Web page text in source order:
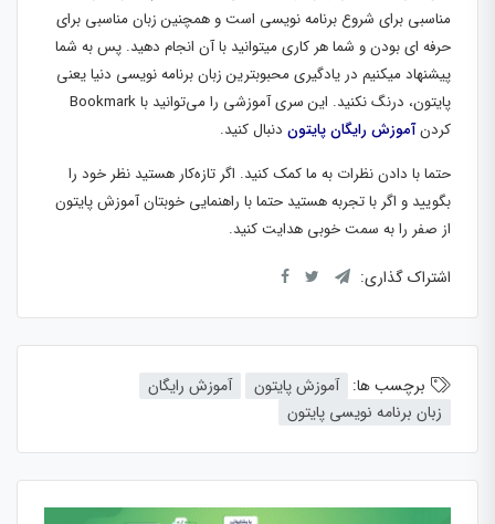
مناسبی برای شروع برنامه نویسی است و همچنین زبان مناسبی برای
حرفه ای بودن و شما هر کاری میتوانید با آن انجام دهید. پس به شما
پیشنهاد میکنیم در یادگیری محبوبترین زبان برنامه نویسی دنیا یعنی
پایتون، درنگ نکنید. این سری آموزشی را می‌توانید با Bookmark
کردنآموزش رایگان پایتون دنبال کنید.
حتما با دادن نظرات به ما کمک کنید. اگر تازه‌کار هستید نظر خود را
بگویید و اگر با تجربه هستید حتما با راهنمایی خوبتان آموزش پایتون
از صفر را به سمت خوبی هدایت کنید.
اشتراک گذاری:
برچسب ها: آموزش پایتون
آموزش رایگان
زبان برنامه نویسی پایتون